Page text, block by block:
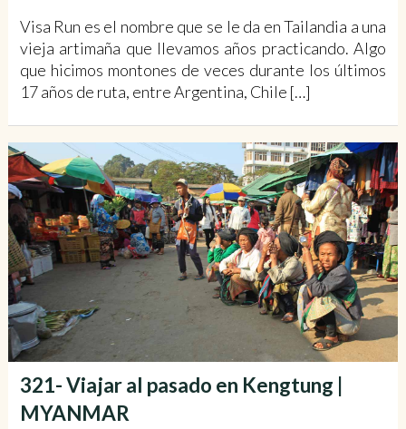
Visa Run es el nombre que se le da en Tailandia a una
vieja artimaña que llevamos años practicando. Algo
que hicimos montones de veces durante los últimos
17 años de ruta, entre Argentina, Chile […]
321- Viajar al pasado en Kengtung |
MYANMAR